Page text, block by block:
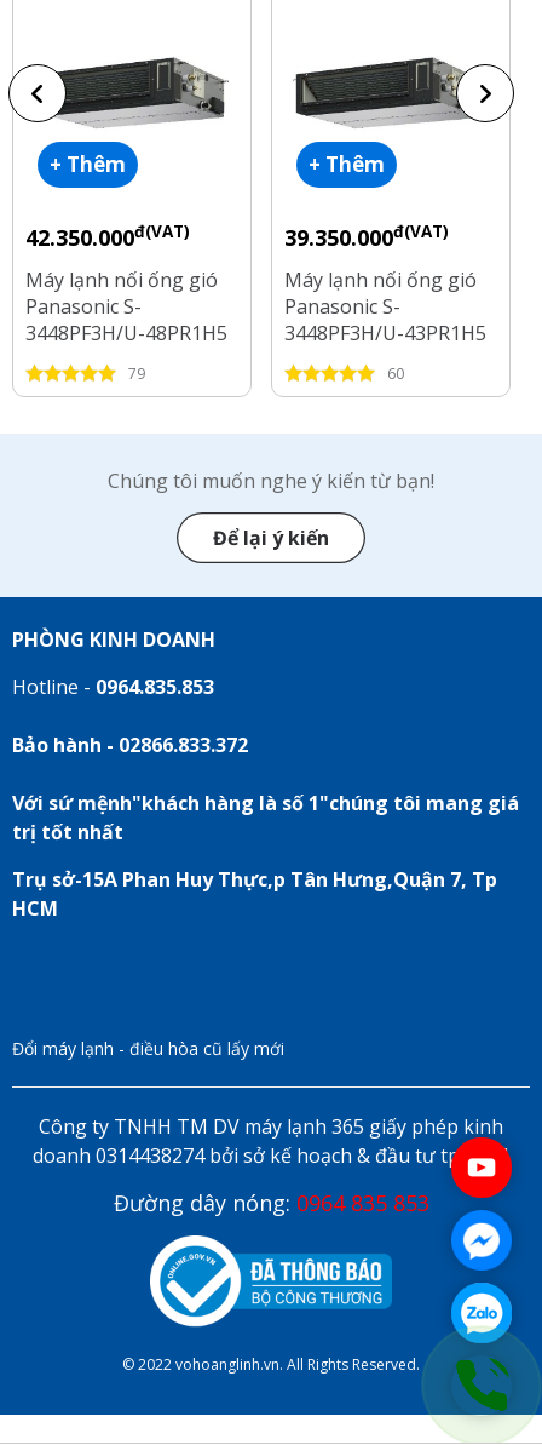
+ Thêm
42.350.000đ(VAT)
Máy lạnh nối ống gió
Panasonic S-
3448PF3H/U-48PR1H5
Inverter 5.5 Hp
79
+ Thêm
39.350.000đ(VAT)
Máy lạnh nối ống gió
Panasonic S-
3448PF3H/U-43PR1H5
Inverter 5 Hp
60
Chúng tôi muốn nghe ý kiến từ bạn!
Để lại ý kiến
PHÒNG KINH DOANH
Hotline - 0964.835.853
Bảo hành - 02866.833.372
Với sứ mệnh"khách hàng là số 1"chúng tôi mang giá
trị tốt nhất
Trụ sở-15A Phan Huy Thực,p Tân Hưng,Quận 7, Tp
HCM
Đổi máy lạnh - điều hòa cũ lấy mới
Công ty TNHH TM DV máy lạnh 365 giấy phép kinh
doanh 0314438274 bởi sở kế hoạch & đầu tư tp HCM
Đường dây nóng: 0964 835 853
© 2022 vohoanglinh.vn. All Rights Reserved.